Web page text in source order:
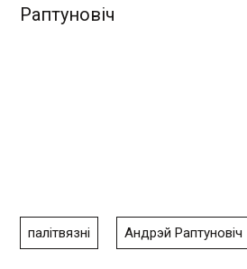
Раптуновіч
палітвязні Андрэй Раптуновіч